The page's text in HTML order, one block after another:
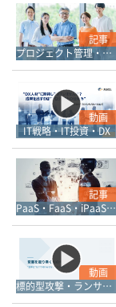
記事
プロジェクト管理・ワークフロー管理
動画
IT戦略・IT投資・DX
記事
PaaS・FaaS・iPaaS・XaaS
動画
標的型攻撃・ランサムウェア対策